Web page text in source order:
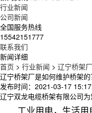
行业新闻
公司新闻
全国服务热线
15542151777
联系我们
新闻详细
首页 > 行业新闻 > 辽宁桥架
辽宁桥架厂是如何维护桥架的
发布时间：2021-03-17
辽宁双龙电缆桥架有限公司
工业用电，生活用